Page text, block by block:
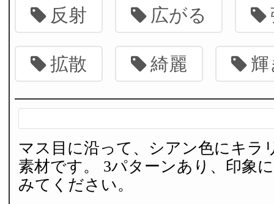
反射 広がる
拡散 綺麗 輝
マス目に沿って、シアン色にキラ
素材です。 3パターンあり、印象
みてください。